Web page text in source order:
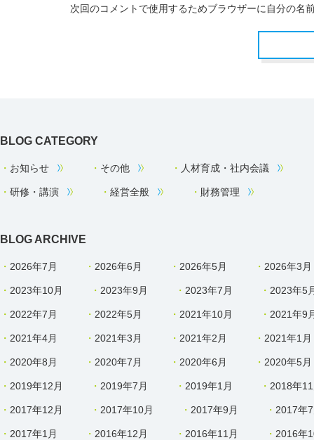
次回のコメントで使用するためブラウザーに自分の名
BLOG CATEGORY
お知らせ その他 人材育成・社内会議
研修・講演 経営全般 財務管理
BLOG ARCHIVE
2026年7月 2026年6月 2026年5月 2026年3月
2023年10月 2023年9月 2023年7月 2023年5
2022年7月 2022年5月 2021年10月 2021年9
2021年4月 2021年3月 2021年2月 2021年1月
2020年8月 2020年7月 2020年6月 2020年5月
2019年12月 2019年7月 2019年1月 2018年
2017年12月 2017年10月 2017年9月 2017年
2017年1月 2016年12月 2016年11月 2016年